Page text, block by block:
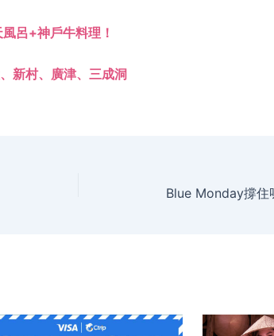
呂+神戶牛料理！
新村、廣津、三成洞